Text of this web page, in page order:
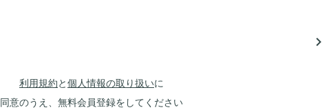
navigate_next
利用規約と個人情報の取り扱いに
同意のうえ、無料会員登録をしてください